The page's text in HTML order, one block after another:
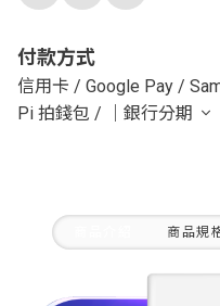
付款方式
信用卡 / Google Pay /
Pi 拍錢包 / ｜銀行分期
商品規